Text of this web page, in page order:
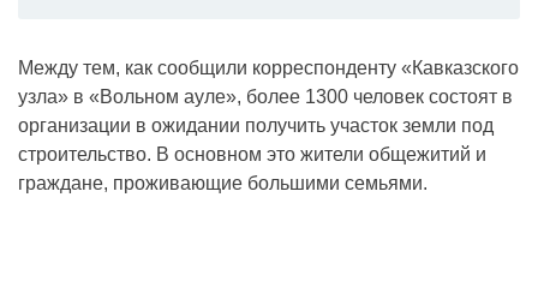
Между тем, как сообщили корреспонденту «Кавказского
узла» в «Вольном ауле», более 1300 человек состоят в
организации в ожидании получить участок земли под
строительство. В основном это жители общежитий и
граждане, проживающие большими семьями.